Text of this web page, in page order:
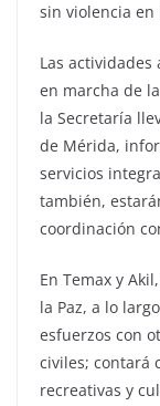
sin violencia en
Las
en marcha de
la Secretaría
de Mérida,
servicios
también,
coordinación
En Temax y
la Paz, a lo
esfuerzos con
civiles; contará
recreativas y